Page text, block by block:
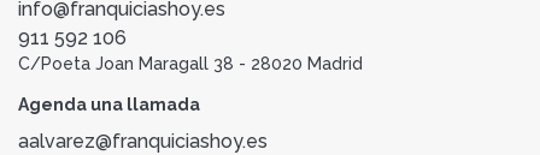
info@franquiciashoy.es
911 592 106
C/Poeta Joan Maragall 38 - 28020 Madrid
Agenda una llamada
aalvarez@franquiciashoy.es